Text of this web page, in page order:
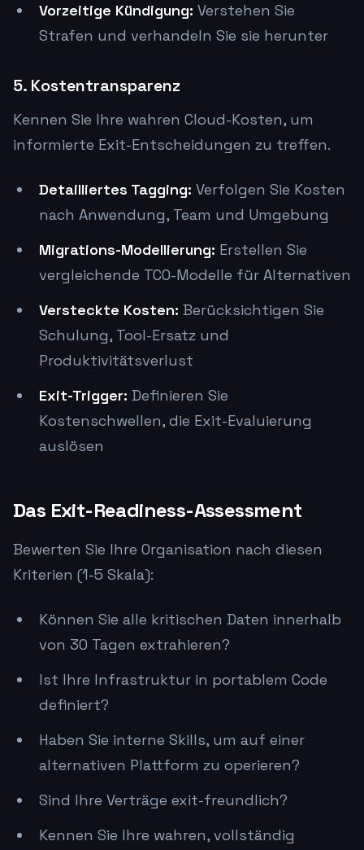
Vorzeitige Kündigung: Verstehen Sie
Strafen und verhandeln Sie sie herunter
5. Kostentransparenz
Kennen Sie Ihre wahren Cloud-Kosten, um
informierte Exit-Entscheidungen zu treffen.
Detailliertes Tagging: Verfolgen Sie Kosten
nach Anwendung, Team und Umgebung
Migrations-Modellierung: Erstellen Sie
vergleichende TCO-Modelle für Alternativen
Versteckte Kosten: Berücksichtigen Sie
Schulung, Tool-Ersatz und
Produktivitätsverlust
Exit-Trigger: Definieren Sie
Kostenschwellen, die Exit-Evaluierung
auslösen
Das Exit-Readiness-Assessment
Bewerten Sie Ihre Organisation nach diesen
Kriterien (1-5 Skala):
Können Sie alle kritischen Daten innerhalb
von 30 Tagen extrahieren?
Ist Ihre Infrastruktur in portablem Code
definiert?
Haben Sie interne Skills, um auf einer
alternativen Plattform zu operieren?
Sind Ihre Verträge exit-freundlich?
Kennen Sie Ihre wahren, vollständig